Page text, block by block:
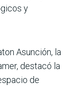
y
Asunción, la
destacó la
de